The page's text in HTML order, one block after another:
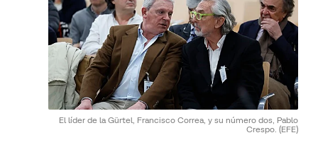
El líder de la Gürtel, Francisco Correa, y su número dos, Pablo
Crespo. (EFE)